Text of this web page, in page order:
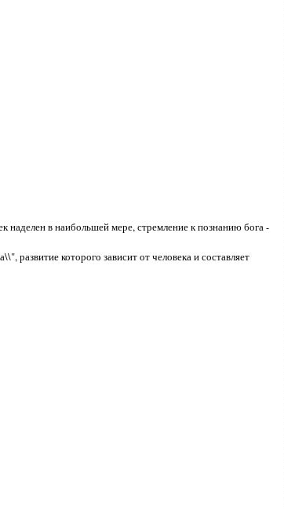
наделен в наибольшей мере, стремление к познанию бога -
которого зависит от человека и составляет